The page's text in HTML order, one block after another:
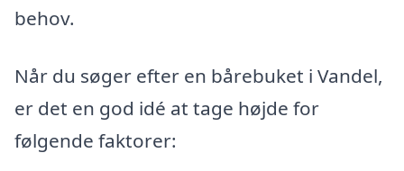
behov.
Når du søger efter en bårebuket i Vandel,
er det en god idé at tage højde for
følgende faktorer: